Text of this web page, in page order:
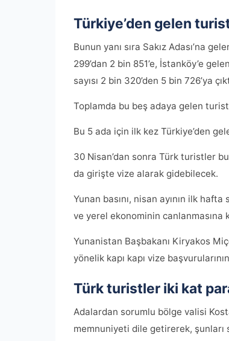
Türkiye’den gelen
Bunun yanı sıra Sakız Adası’na
299’dan 2 bin 851’e, İstanköy’e
sayısı 2 bin 320’den 5 bin 726’ya
Toplamda bu beş adaya gelen turist
Bu 5 ada için ilk kez Türkiye’den
30 Nisan’dan sonra Türk turistler
da girişte vize alarak gidebilecek.
Yunan basını, nisan ayının ilk
ve yerel ekonominin canlanmasına
Yunanistan Başbakanı Kiryakos
yönelik kapı kapı vize
Türk turistler iki kat
Adalardan sorumlu bölge valisi
memnuniyeti dile getirerek, şunları